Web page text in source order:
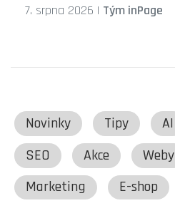
7. srpna 2026 | Tým inPage
Novinky Tipy AI
SEO
Akce Weby
Marketing
E-shop